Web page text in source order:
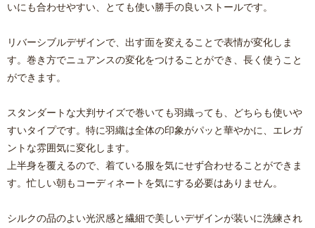
いにも合わせやすい、とても使い勝手の良いストールです。
リバーシブルデザインで、出す面を変えることで表情が変化しま
す。巻き方でニュアンスの変化をつけることができ、長く使うこと
ができます。
スタンダートな大判サイズで巻いても羽織っても、どちらも使いや
すいタイプです。特に羽織は全体の印象がパッと華やかに、エレガ
ントな雰囲気に変化します。
上半身を覆えるので、着ている服を気にせず合わせることができま
す。忙しい朝もコーディネートを気にする必要はありません。
シルクの品のよい光沢感と繊細で美しいデザインが装いに洗練され